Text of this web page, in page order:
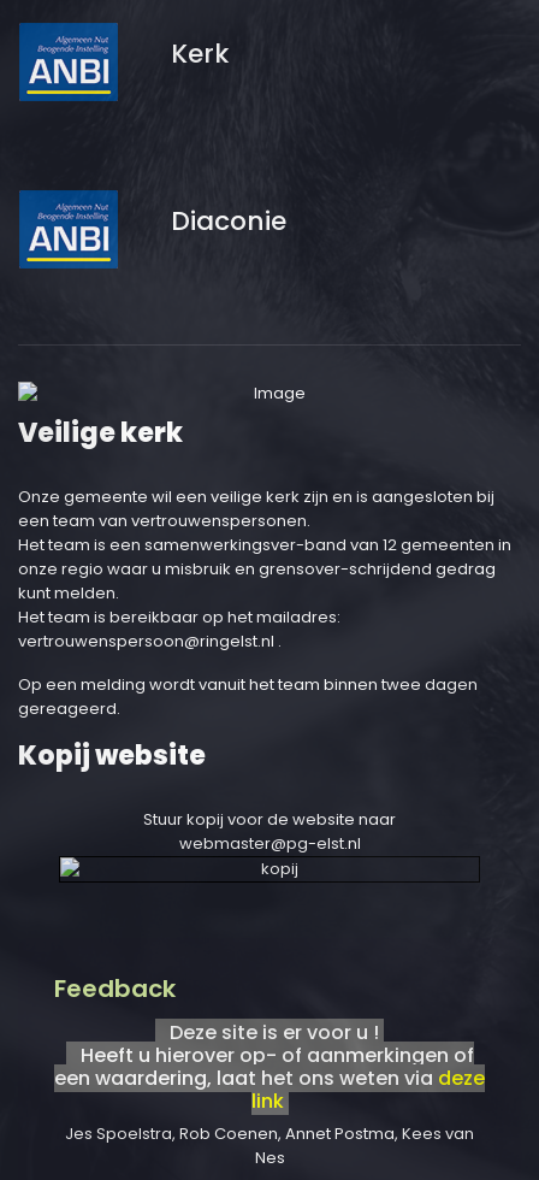
Kerk
Diaconie
Veilige kerk
Onze gemeente wil een veilige kerk zijn en is aangesloten bij
een team van vertrouwenspersonen.
Het team is een samenwerkingsver-band van 12 gemeenten in
onze regio waar u misbruik en grensover-schrijdend gedrag
kunt melden.
Het team is bereikbaar op het mailadres:
vertrouwenspersoon@ringelst.nl .
Op een melding wordt vanuit het team binnen twee dagen
gereageerd.
Kopij website
Stuur kopij voor de website naar
webmaster@pg-elst.nl
Feedback
Deze site is er voor u !
Heeft u hierover op- of aanmerkingen of
een waardering, laat het ons weten via deze
link
Jes Spoelstra, Rob Coenen, Annet Postma, Kees van
Nes